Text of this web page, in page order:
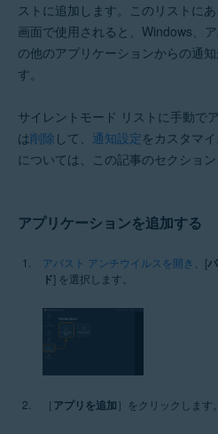
ストに追加します。このリストに
画面で使用されると、Windows、
の他のアプリケーションからの通
す。
サイレントモード リストに手動で
は削除 して、 通知設定 をカスタマ
については、この記事のセクション
アプリケーションを追加する
アバスト アンチウイルスを開き 、[
ド] を選択します。
［ アプリを追加 ］をクリックします。